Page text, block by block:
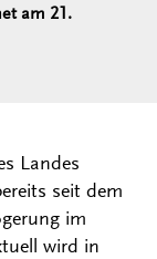
am 21.
Landes
seit dem
im
wird in